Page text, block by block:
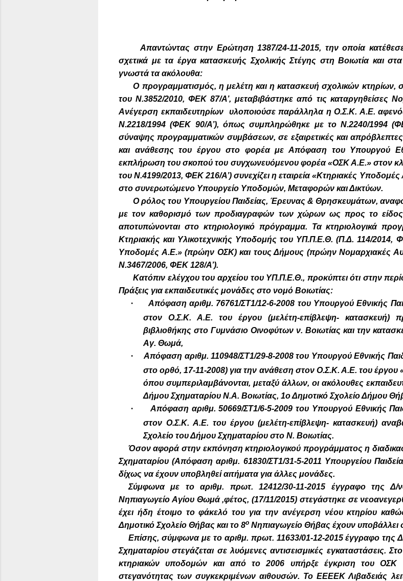
Απαντώντας στην Ερώτηση 1387/24-11-2015, την οποία
σχετικά με τα έργα κατασκευής Σχολικής Στέγης στη Βοιωτία και
γνωστά τα ακόλουθα:
Ο προγραμματισμός, η μελέτη και η κατασκευή σχολικών κτηρίων,
του Ν.3852/2010, ΦΕΚ 87/Α’, μεταβιβάστηκε από τις καταργηθείσες
Ανέγερση εκπαιδευτηρίων υλοποιούσε παράλληλα η Ο.Σ.Κ. Α.Ε.
Ν.2218/1994 (ΦΕΚ 90/Α’), όπως συμπληρώθηκε με το Ν.2240/1994
σύναψης προγραμματικών συμβάσεων, σε εξαιρετικές και απρόβλεπτες
και ανάθεσης του έργου στο φορέα με Απόφαση του Υπουργού
εκπλήρωση του σκοπού του συγχωνευόμενου φορέα «ΟΣΚ Α.Ε.» στον
του Ν.4199/2013, ΦΕΚ 216/Α’) συνεχίζει η εταιρεία «Κτηριακές Υποδομές
στο συνερωτώμενο Υπουργείο Υποδομών, Μεταφορών και Δικτύων.
Ο ρόλος του Υπουργείου Παιδείας, Έρευνας & Θρησκευμάτων,
με τον καθορισμό των προδιαγραφών των χώρων ως προς το
αποτυπώνονται στο κτηριολογικό πρόγραμμα. Τα κτηριολογικά
Κτηριακής και Υλικοτεχνικής Υποδομής του ΥΠ.Π.Ε.Θ. (Π.Δ. 114/2014,
Υποδομές Α.Ε.» (πρώην ΟΣΚ) και τους Δήμους (πρώην Νομαρχιακές
Ν.3467/2006, ΦΕΚ 128/Α’).
Κατόπιν ελέγχου του αρχείου του ΥΠ.Π.Ε.Θ., προκύπτει ότι στην
Πράξεις για εκπαιδευτικές μονάδες στο νομό Βοιωτίας:
·
Απόφαση αριθμ. 76761/ΣΤ1/12-6-2008 του Υπουργού Εθνικής
στον Ο.Σ.Κ. Α.Ε. του έργου (μελέτη-επίβλεψη- κατασκευή)
βιβλιοθήκης στο Γυμνάσιο Οινοφύτων ν. Βοιωτίας και την
Αγ. Θωμά,
·
Απόφαση αριθμ. 110948/ΣΤ1/29-8-2008 του Υπουργού Εθνικής
στο ορθό, 17-11-2008) για την ανάθεση στον Ο.Σ.Κ. Α.Ε. του
όπου συμπεριλαμβάνονται, μεταξύ άλλων, οι ακόλουθες
Δήμου Σχηματαρίου Ν.Α. Βοιωτίας, 1ο Δημοτικό Σχολείο Δήμου
·
Απόφαση αριθμ. 50669/ΣΤ1/6-5-2009 του Υπουργού Εθνικής
στον Ο.Σ.Κ. Α.Ε. του έργου (μελέτη-επίβλεψη- κατασκευή)
Σχολείο του Δήμου Σχηματαρίου στο Ν. Βοιωτίας.
Όσον αφορά στην εκπόνηση κτηριολογικού προγράμματος η
Σχηματαρίου (Απόφαση αριθμ. 61830/ΣΤ1/31-5-2011 Υπουργείου
δίχως να έχουν υποβληθεί αιτήματα για άλλες μονάδες.
Σύμφωνα με το αριθμ. πρωτ. 12412/30-11-2015 έγγραφο της Δ/
Νηπιαγωγείο Αγίου Θωμά ,φέτος, (17/11/2015) στεγάστηκε σε
έχει ήδη έτοιμο το φάκελό του για την ανέγερση νέου κτηρίου
Δημοτικό Σχολείο Θήβας και το 8ο Νηπιαγωγείο Θήβας έχουν υποβάλλει
Επίσης, σύμφωνα με το αριθμ. πρωτ. 11633/01-12-2015 έγγραφο της
Σχηματαρίου στεγάζεται σε λυόμενες αντισεισμικές εγκαταστάσεις.
κτηριακών υποδομών και από το 2006 υπήρξε έγκριση του ΟΣΚ
στεγανότητας των συγκεκριμένων αιθουσών. Το ΕΕΕΕΚ Λιβαδειάς